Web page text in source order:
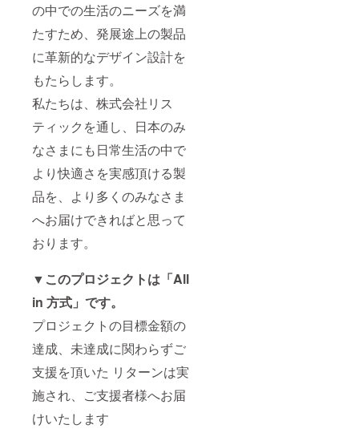
の中での生活のニーズを満
たすため、発展途上の製品
に革新的なデザイン設計を
もたらします。
私たちは、株式会社リス
ティックを通し、日本のみ
なさまにも日常生活の中で
より快適さを実感頂ける製
品を、より多くのみなさま
へお届けできればと思って
おります。
▼ このプロジェクトは「All
in 方式」です。
プロジェクトの目標金額の
達成、未達成に関わらずご
支援を頂いた リターンは実
施され、ご支援者様へお届
けいたします